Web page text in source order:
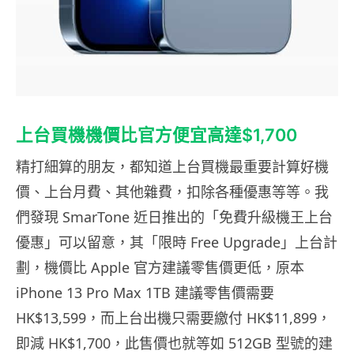
上台買機機價比官方便宜高達$1,700
精打細算的朋友，都知道上台買機最重要計算好機
價、上台月費、其他雜費，扣除各種優惠等等。我
們發現 SmarTone 近日推出的「免費升級機王上台
優惠」可以留意，其「限時 Free Upgrade」上台計
劃，機價比 Apple 官方建議零售價更低，原本
iPhone 13 Pro Max 1TB 建議零售價需要
HK$13,599，而上台出機只需要繳付 HK$11,899，
即減 HK$1,700，此售價也就等如 512GB 型號的建